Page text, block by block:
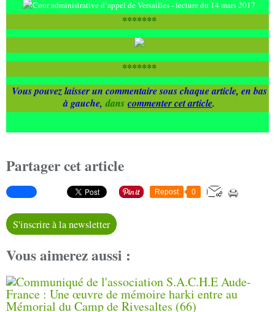
*******
*******
Vous pouvez laisser un commentaire sous chaque article, en bas
à gauche, dans commenter cet article.
Partager cet article
Repost 0
S'inscrire à la newsletter
Vous aimerez aussi :